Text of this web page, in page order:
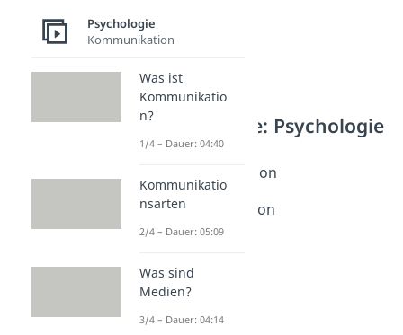
Weitere Inhalte: Psychologie
Motive & Motivation
Extrinsische Motivation
Dauer: 02:43
Intrinsische Motivation
Dauer: 02:36
Dauer: 05:27
Psychologie
Kommunikation
Was ist
Kommunikatio
n?
1/4 – Dauer: 04:40
Kommunikatio
nsarten
2/4 – Dauer: 05:09
Was sind
Medien?
3/4 – Dauer: 04:14